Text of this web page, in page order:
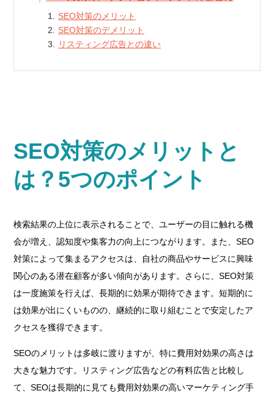
SEO対策のメリット
SEO対策のデメリット
リスティング広告との違い
SEO対策のメリットと
は？5つのポイント
検索結果の上位に表示されることで、ユーザーの目に触れる機
会が増え、認知度や集客力の向上につながります。また、SEO
対策によって集まるアクセスは、自社の商品やサービスに興味
関心のある潜在顧客が多い傾向があります。さらに、SEO対策
は一度施策を行えば、長期的に効果が期待できます。短期的に
は効果が出にくいものの、継続的に取り組むことで安定したア
クセスを獲得できます。
SEOのメリットは多岐に渡りますが、特に費用対効果の高さは
大きな魅力です。リスティング広告などの有料広告と比較し
て、SEOは長期的に見ても費用対効果の高いマーケティング手